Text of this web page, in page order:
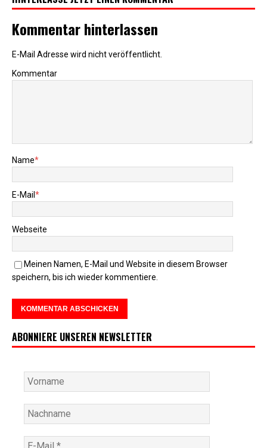
Kommentar hinterlassen
E-Mail Adresse wird nicht veröffentlicht.
Kommentar
Name*
E-Mail *
Webseite
Meinen Namen, E-Mail und Website in diesem Browser
speichern, bis ich wieder kommentiere.
ABONNIERE UNSEREN NEWSLETTER